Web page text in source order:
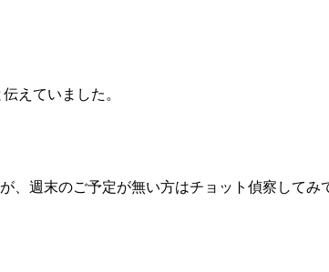
えていました。
週末のご予定が無い方はチョット偵察してみ